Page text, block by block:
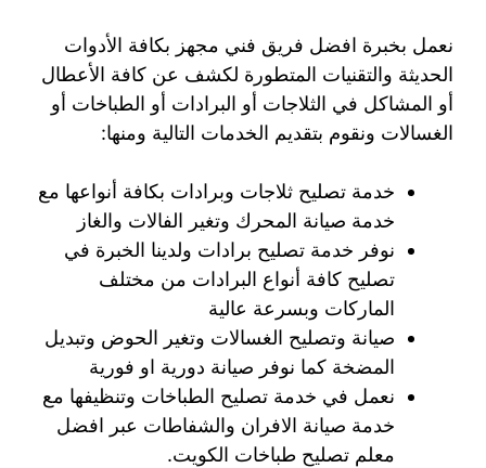
نعمل بخبرة افضل فريق فني مجهز بكافة الأدوات
الحديثة والتقنيات المتطورة لكشف عن كافة الأعطال
أو المشاكل في الثلاجات أو البرادات أو الطباخات أو
الغسالات ونقوم بتقديم الخدمات التالية ومنها:
خدمة تصليح ثلاجات وبرادات بكافة أنواعها مع
خدمة صيانة المحرك وتغير الفالات والغاز
نوفر خدمة تصليح برادات ولدينا الخبرة في
تصليح كافة أنواع البرادات من مختلف
الماركات وبسرعة عالية
صيانة وتصليح الغسالات وتغير الحوض وتبديل
المضخة كما نوفر صيانة دورية او فورية
نعمل في خدمة تصليح الطباخات وتنظيفها مع
خدمة صيانة الافران والشفاطات عبر افضل
معلم تصليح طباخات الكويت.